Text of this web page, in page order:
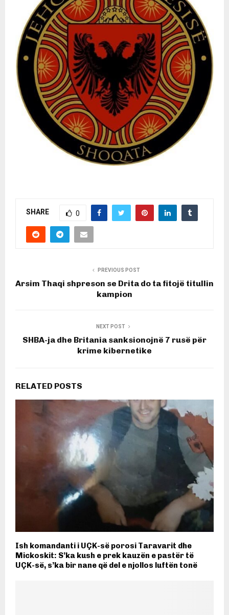
SHARE 0
PREVIOUS POST
Arsim Thaqi shpreson se Drita do ta fitojë titullin
kampion
NEXT POST
SHBA-ja dhe Britania sanksionojnë 7 rusë për
krime kibernetike
RELATED POSTS
Ish komandanti i UÇK-së porosi Taravarit dhe
Mickoskit: S’ka kush e prek kauzën e pastër të
UÇK-së, s’ka bir nane që del e njollos luftën tonë